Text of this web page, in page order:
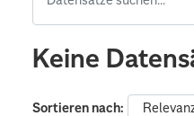
Keine
Sortieren nach